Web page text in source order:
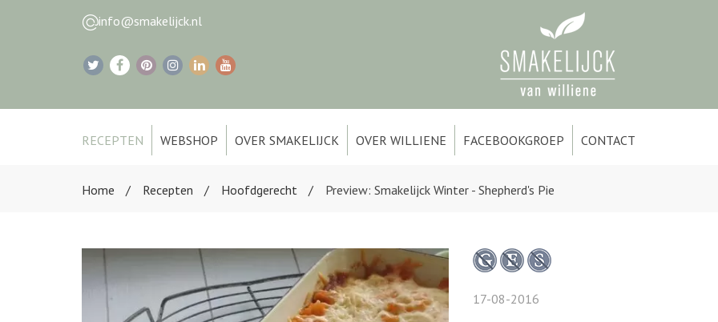
info@smakelijck.nl
RECEPTEN WEBSHOP OVER SMAKELIJCK OVER WILLIENE FACEBOOKGROEP CONTACT
Home Recepten Hoofdgerecht Preview: Smakelijck Winter - Shepherd's Pie
17-08-2016